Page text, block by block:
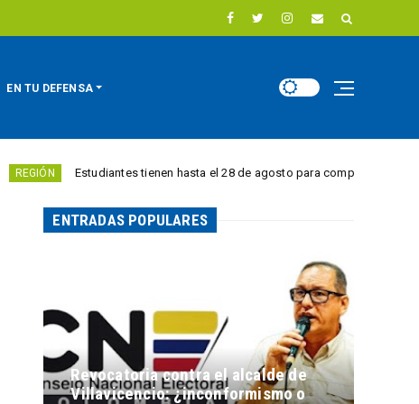
EN TU DEFENSA
Estudiantes tienen hasta el 28 de agosto para competir por 10.000 euros en
ENTRADAS POPULARES
Revocatoria contra el alcalde de
Villavicencio: ¿inconformismo o